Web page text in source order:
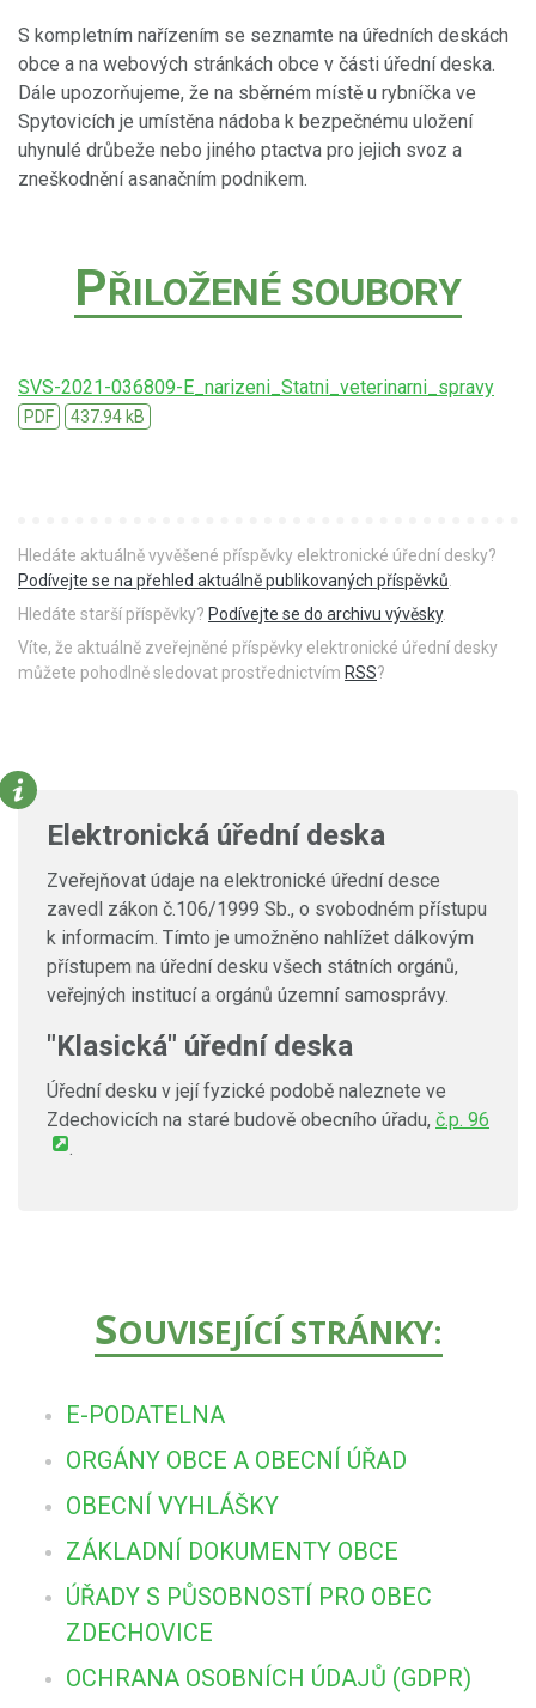
S kompletním nařízením se seznamte na úředních deskách
obce a na webových stránkách obce v části úřední deska.
Dále upozorňujeme, že na sběrném místě u rybníčka ve
Spytovicích je umístěna nádoba k bezpečnému uložení
uhynulé drůbeže nebo jiného ptactva pro jejich svoz a
zneškodnění asanačním podnikem.
PŘILOŽENÉ SOUBORY
SVS-2021-036809-E_narizeni_Statni_veterinarni_spravy
PDF 437.94 kB
Hledáte aktuálně vyvěšené příspěvky elektronické úřední desky?
Podívejte se na přehled aktuálně publikovaných příspěvků
Hledáte starší příspěvky? Podívejte se do archivu vývěsky.
Víte, že aktuálně zveřejněné příspěvky elektronické úřední desky
můžete pohodlně sledovat prostřednictvím RSS?
Elektronická úřední deska
Zveřejňovat údaje na elektronické úřední desce
zavedl zákon č.106/1999 Sb., o svobodném přístupu
k informacím. Tímto je umožněno nahlížet dálkovým
přístupem na úřední desku všech státních orgánů,
veřejných institucí a orgánů územní samosprávy.
"Klasická" úřední deska
Úřední desku v její fyzické podobě naleznete ve
Zdechovicích na staré budově obecního úřadu, č.p. 96
.
SOUVISEJÍCÍ STRÁNKY:
E-PODATELNA
ORGÁNY OBCE A OBECNÍ ÚŘAD
OBECNÍ VYHLÁŠKY
ZÁKLADNÍ DOKUMENTY OBCE
ÚŘADY S PŮSOBNOSTÍ PRO OBEC
ZDECHOVICE
OCHRANA OSOBNÍCH ÚDAJŮ (GDPR)